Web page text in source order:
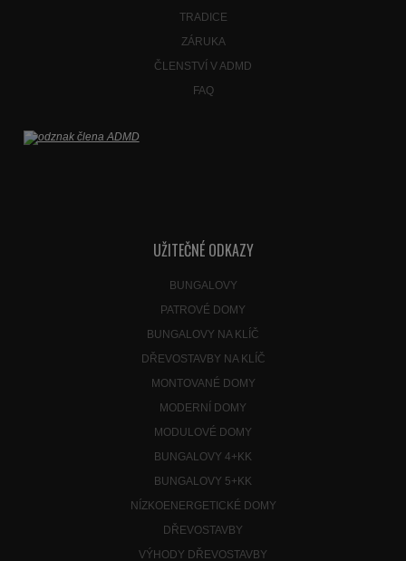
TRADICE
ZÁRUKA
ČLENSTVÍ V ADMD
FAQ
UŽITEČNÉ ODKAZY
BUNGALOVY
PATROVÉ DOMY
BUNGALOVY NA KLÍČ
DŘEVOSTAVBY NA KLÍČ
MONTOVANÉ DOMY
MODERNÍ DOMY
MODULOVÉ DOMY
BUNGALOVY 4+KK
BUNGALOVY 5+KK
NÍZKOENERGETICKÉ DOMY
DŘEVOSTAVBY
VÝHODY DŘEVOSTAVBY